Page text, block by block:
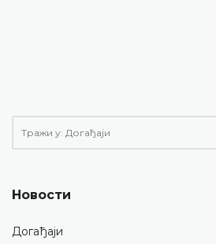
Новости
Догађаји